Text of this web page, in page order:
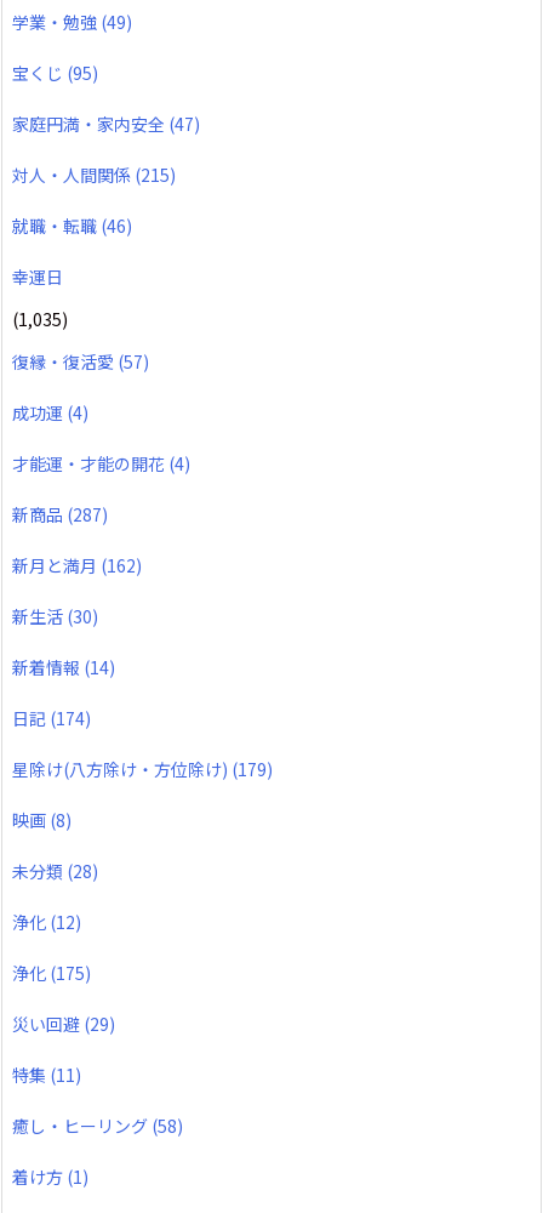
学業・勉強 (49)
宝くじ (95)
家庭円満・家内安全 (47)
対人・人間関係 (215)
就職・転職 (46)
幸運日
(1,035)
復縁・復活愛 (57)
成功運 (4)
才能運・才能の開花 (4)
新商品 (287)
新月と満月 (162)
新生活 (30)
新着情報 (14)
日記 (174)
星除け(八方除け・方位除け) (179)
映画 (8)
未分類 (28)
浄化 (12)
浄化 (175)
災い回避 (29)
特集 (11)
癒し・ヒーリング (58)
着け方 (1)